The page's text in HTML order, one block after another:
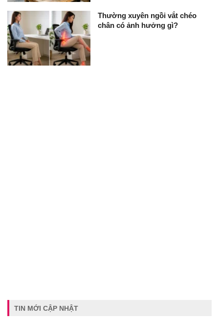
Thường xuyên ngồi vắt chéo
chân có ảnh hưởng gì?
TIN MỚI CẬP NHẬT